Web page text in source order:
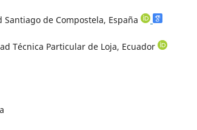
de Compostela, España
Técnica Particular de Loja, Ecuador